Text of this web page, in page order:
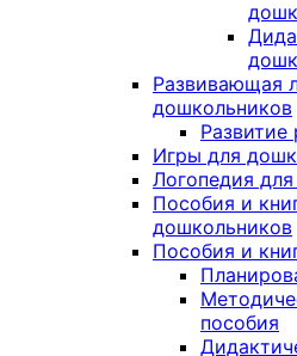
Развивающая
дошкольников
Игры для
Логопедия
Пособия и
дошкольников
Пособия и
пособия